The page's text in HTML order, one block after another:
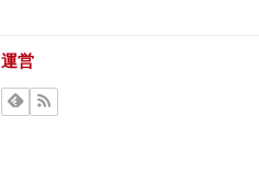
運営